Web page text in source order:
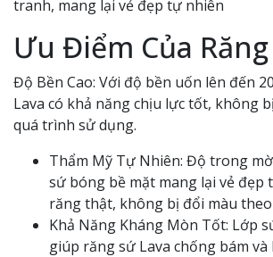
tranh, mang lại vẻ đẹp tự nhiên
Ưu Điểm Của
Độ Bền Cao: Với độ bền uốn lên đến
Lava có khả năng chịu lực tốt, không
quá trình sử dụng.
Thẩm Mỹ Tự Nhiên: Độ trong
sứ bóng bề mặt mang lại vẻ đẹp
răng thật, không bị đổi màu
Khả Năng Kháng Mòn Tốt: Lớp
giúp răng sứ Lava chống bám